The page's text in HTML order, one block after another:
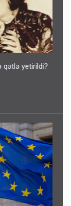
qətlə yetirildi?